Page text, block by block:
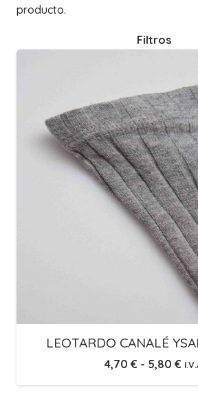
producto.
Filtros
LEOTARDO CANALÉ
4,70 € - 5,80 €
de